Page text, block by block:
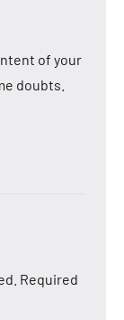
of your
doubts.
Required